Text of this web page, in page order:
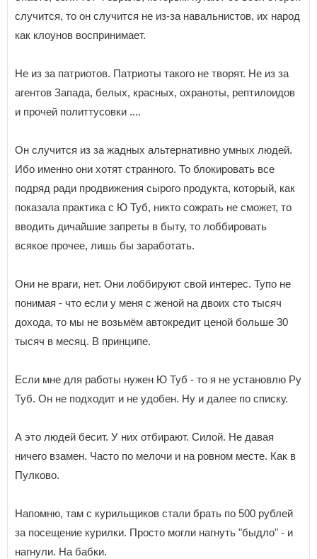
случится, то он случится не из-за навальнистов, их народ
как клоунов воспринимает.
Не из за патриотов. Патриоты такого не творят. Не из за
агентов Запада, белых, красных, охраноты, рептилоидов
и прочей политтусовки ....
Он случится из за жадных альтернативно умных людей.
Ибо именно они хотят странного. То блокировать все
подряд ради продвижения сырого продукта, который, как
показала практика с Ю Туб, никто сожрать не сможет, то
вводить дичайшие запреты в быту, то лоббировать
всякое прочее, лишь бы заработать.
Они не враги, нет. Они лоббируют свой интерес. Тупо не
понимая - что если у меня с женой на двоих сто тысяч
дохода, то мы не возьмём автокредит ценой больше 30
тысяч в месяц. В принципе.
Если мне для работы нужен Ю Туб - то я не установлю Ру
Туб. Он не подходит и не удобен. Ну и далее по списку.
А это людей бесит. У них отбирают. Силой. Не давая
ничего взамен. Часто по мелочи и на ровном месте. Как в
Пулково.
Напомню, там с курильщиков стали брать по 500 рублей
за посещение курилки. Просто могли нагнуть "быдло" - и
нагнули. На бабки.